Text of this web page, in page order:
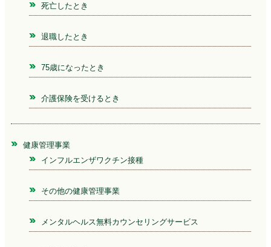
死亡したとき
退職したとき
75歳になったとき
介護保険を受けるとき
健康管理事業
インフルエンザワクチン接種
その他の健康管理事業
メンタルヘルス無料カウンセリングサービス